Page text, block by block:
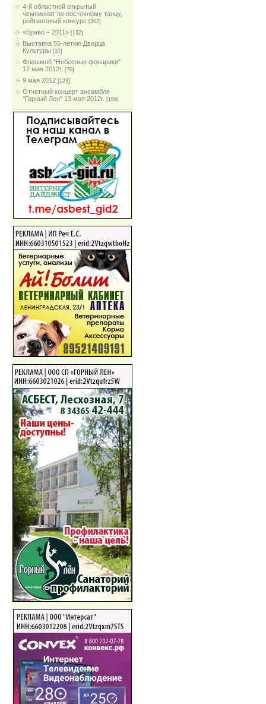
4-й областной открытый
чемпионат по восточному танцу,
рейтинговый конкурс [202]
«Браво – 2011» [132]
Выставка 55-летию Дворца
Культуры [37]
Флешмоб "Небесные фонарики"
12 мая 2012г. [70]
9 мая 2012 [123]
Отчетный концерт ансамбля
"Горный Лен" 13 мая 2012г. [169]